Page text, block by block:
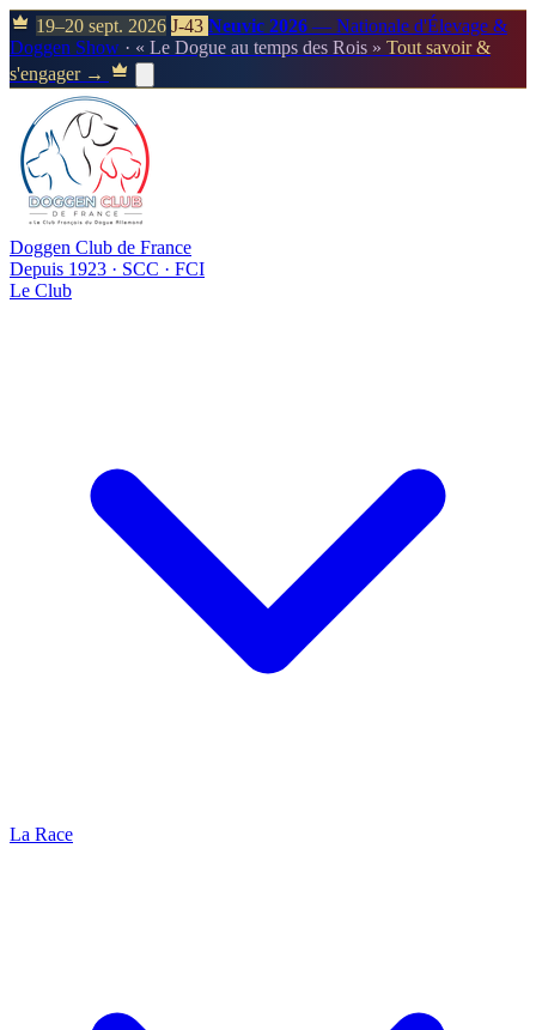
19–20 sept. 2026 J-43 Neuvic 2026 — Nationale d'Élevage &
Doggen Show · « Le Dogue au temps des Rois » Tout savoir &
s'engager →
Doggen Club de France
Depuis 1923 · SCC · FCI
Le Club
La Race